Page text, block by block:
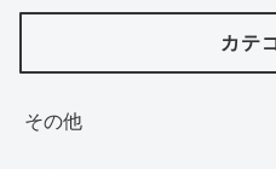
カテ
その他